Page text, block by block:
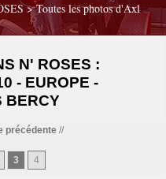
>Toutes les photos d'Axl
N' ROSES :
- EUROPE -
BERCY
précédente//
3 4